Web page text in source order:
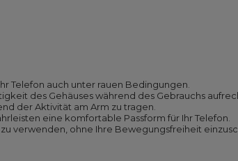
Telefon auch unter rauen Bedingungen.
des Gehäuses während des Gebrauchs
der Aktivität am Arm zu tragen.
eine komfortable Passform für Ihr Telefon.
verwenden, ohne Ihre Bewegungsfreiheit